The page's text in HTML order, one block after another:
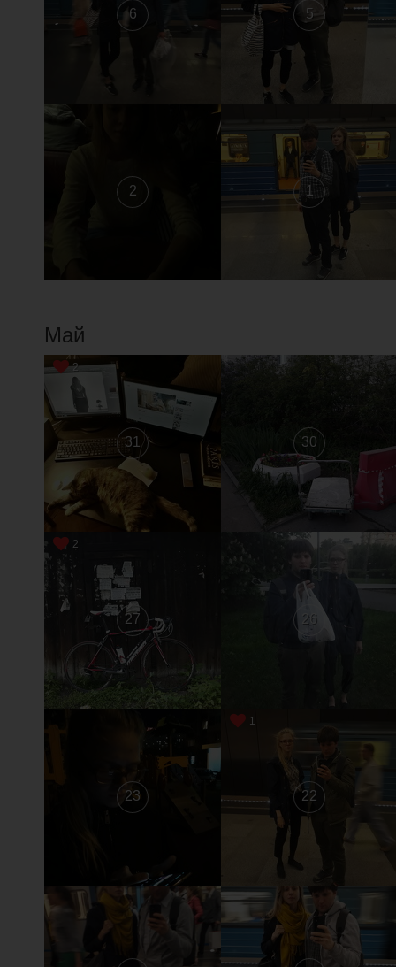
6 5
2 1
Май
31
2
30
27
2
26
23 22
1